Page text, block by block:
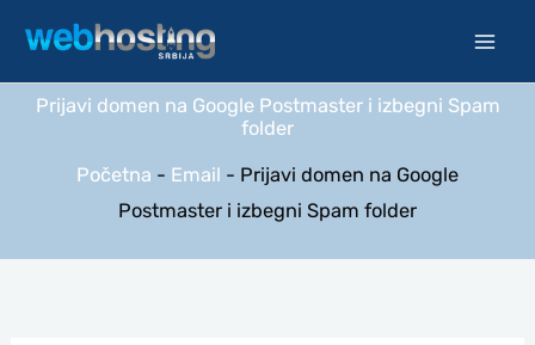
sadržaj
Prijavi domen na Google Postmaster i izbegni Spam
folder
Početna - Email - Prijavi domen na Google
Postmaster i izbegni Spam folder